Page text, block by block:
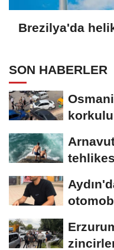
Brezilya'da
SON HABERLER